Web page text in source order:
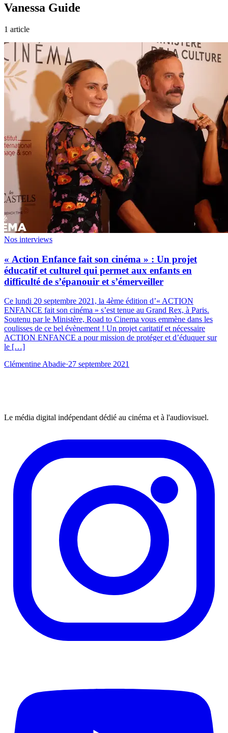
Vanessa Guide
1 article
Nos interviews
« Action Enfance fait son cinéma » : Un projet
éducatif et culturel qui permet aux enfants en
difficulté de s’épanouir et s’émerveiller
Ce lundi 20 septembre 2021, la 4ème édition d’« ACTION
ENFANCE fait son cinéma » s’est tenue au Grand Rex, à Paris.
Soutenu par le Ministère, Road to Cinema vous emmène dans les
coulisses de ce bel évènement ! Un projet caritatif et nécessaire
ACTION ENFANCE a pour mission de protéger et d’éduquer sur
le […]
Clémentine Abadie·27 septembre 2021
Le média digital indépendant dédié au cinéma et à l'audiovisuel.